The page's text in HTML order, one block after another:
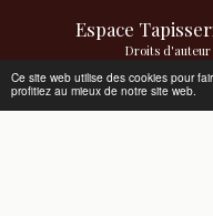
Ce site web utilise des cookies pour
profitiez au mieux de notre site web.
Espace
Droits d'auteur
Atelier de nettoyage